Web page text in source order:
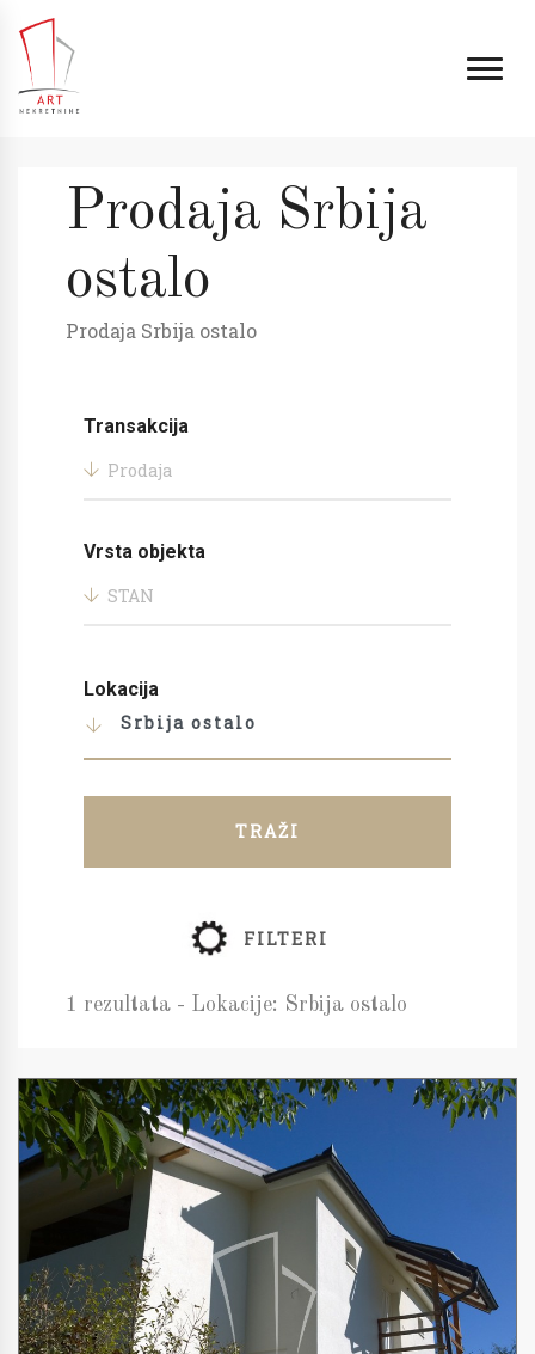
Prodaja Srbija
ostalo
Prodaja Srbija ostalo
Transakcija
Prodaja
Vrsta objekta
STAN
Lokacija
Srbija ostalo
TRAŽI
FILTERI
1 rezultata - Lokacije: Srbija ostalo